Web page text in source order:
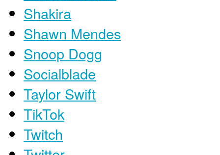
Shakira
Shawn Mendes
Snoop Dogg
Socialblade
Taylor Swift
TikTok
Twitch